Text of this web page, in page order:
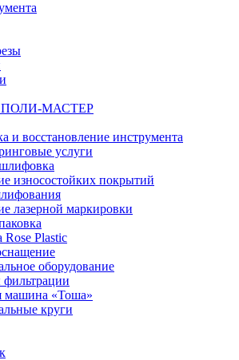
ПОЛИ-МАСТЕР
и восстановление инструмента
услуги
износостойких покрытий
лазерной маркировки
Rose Plastic
оборудование
машина «Тоша»
круги